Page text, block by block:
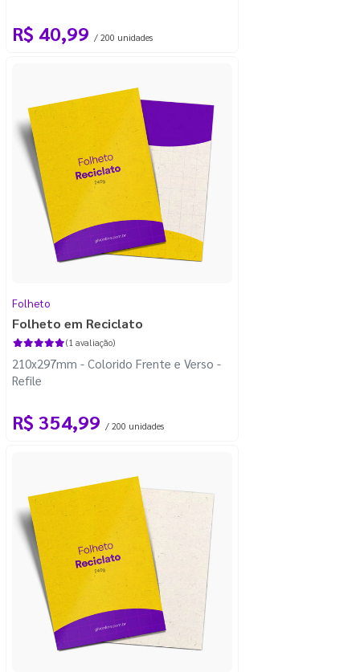
R$ 40,99 / 200 unidades
Folheto
Folheto em Reciclato
(1 avaliação)
210x297mm - Colorido Frente e Verso -
Refile
R$ 354,99 / 200 unidades